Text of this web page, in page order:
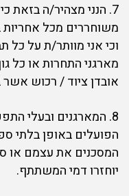
7. הנני מצהיר/ה בזאת
משוחררים מכל אחריות
וכי אני מוותר/ת על כל
מארגני התחרות או כל
אובדן ציוד / רכוש אשר
8. המארגנים ובעלי
הפועלים באופן בלתי
המסכנים את עצמם או
יוחזרו דמי המשתתף.